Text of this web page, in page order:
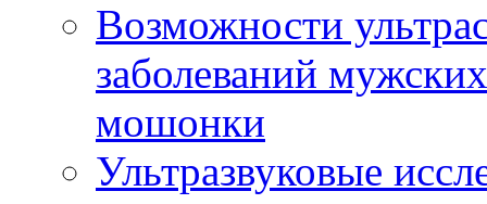
Возможности
заболеваний
мошонки
Ультразвуковые